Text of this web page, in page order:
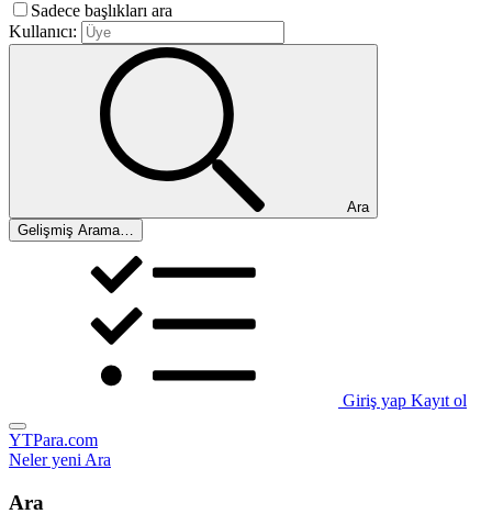
Sadece başlıkları ara
Kullanıcı:
Ara
Gelişmiş Arama…
Giriş yap Kayıt ol
YTPara.com
Neler yeniAra
Ara